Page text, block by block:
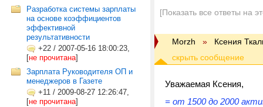
Разработка системы зарплаты
на основе коэффициентов
эффективной
результативности
+22 / 2007-05-16 18:00:23,
[не прочитана]
Зарплата Руководителя ОП и
менеджеров в Газете
+11 / 2009-08-27 12:26:47,
[не прочитана]
[Показать все ответы на
Morzh » Ксения
Уважаемая Ксения,
= от 1500 до 2000